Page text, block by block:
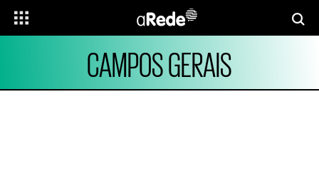
CAMPOS GERAIS